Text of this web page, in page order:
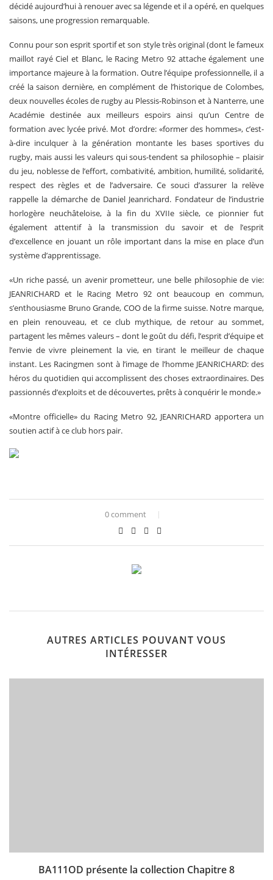
décidé aujourd’hui à renouer avec sa légende et il a opéré, en quelques
saisons, une progression remarquable.
Connu pour son esprit sportif et son style très original (dont le fameux
maillot rayé Ciel et Blanc, le Racing Metro 92 attache également une
importance majeure à la formation. Outre l’équipe professionnelle, il a
créé la saison dernière, en complément de l’historique de Colombes,
deux nouvelles écoles de rugby au Plessis-Robinson et à Nanterre, une
Académie destinée aux meilleurs espoirs ainsi qu’un Centre de
formation avec lycée privé. Mot d’ordre: «former des hommes», c’est-
à-dire inculquer à la génération montante les bases sportives du
rugby, mais aussi les valeurs qui sous-tendent sa philosophie – plaisir
du jeu, noblesse de l’effort, combativité, ambition, humilité, solidarité,
respect des règles et de l’adversaire. Ce souci d’assurer la relève
rappelle la démarche de Daniel Jeanrichard. Fondateur de l’industrie
horlogère neuchâteloise, à la fin du XVIIe siècle, ce pionnier fut
également attentif à la transmission du savoir et de l’esprit
d’excellence en jouant un rôle important dans la mise en place d’un
système d’apprentissage.
«Un riche passé, un avenir prometteur, une belle philosophie de vie:
JEANRICHARD et le Racing Metro 92 ont beaucoup en commun,
s’enthousiasme Bruno Grande, COO de la firme suisse. Notre marque,
en plein renouveau, et ce club mythique, de retour au sommet,
partagent les mêmes valeurs – dont le goût du défi, l’esprit d’équipe et
l’envie de vivre pleinement la vie, en tirant le meilleur de chaque
instant. Les Racingmen sont à l’image de l’homme JEANRICHARD: des
héros du quotidien qui accomplissent des choses extraordinaires. Des
passionnés d’exploits et de découvertes, prêts à conquérir le monde.»
«Montre officielle» du Racing Metro 92, JEANRICHARD apportera un
soutien actif à ce club hors pair.
0 comment
AUTRES ARTICLES POUVANT VOUS
INTÉRESSER
BA111OD présente la collection Chapitre 8